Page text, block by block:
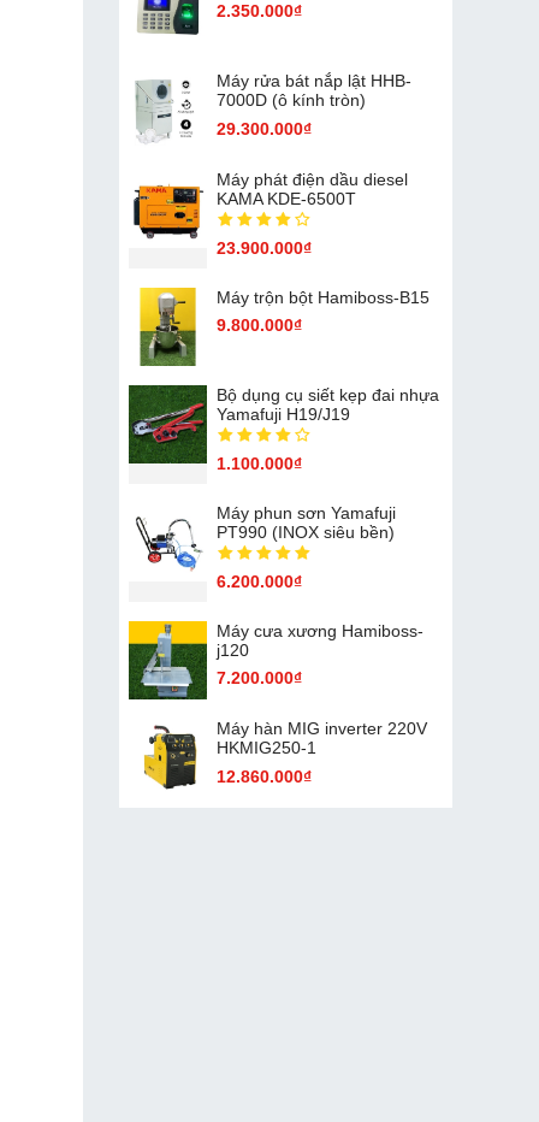
2.350.000₫
Máy rửa bát nắp lật HHB-
7000D (ô kính tròn)
29.300.000₫
Máy phát điện dầu diesel
KAMA KDE-6500T
23.900.000₫
Máy trộn bột Hamiboss-B15
9.800.000₫
Bộ dụng cụ siết kẹp đai nhựa
Yamafuji H19/J19
1.100.000₫
Máy phun sơn Yamafuji
PT990 (INOX siêu bền)
6.200.000₫
Máy cưa xương Hamiboss-
j120
7.200.000₫
Máy hàn MIG inverter 220V
HKMIG250-1
12.860.000₫